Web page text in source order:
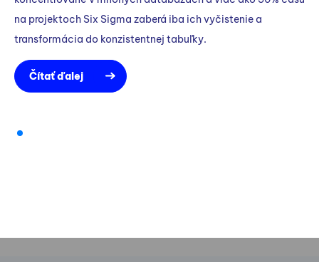
na projektoch Six Sigma zaberá iba ich vyčistenie a
transformácia do konzistentnej tabuľky.
Čítať ďalej